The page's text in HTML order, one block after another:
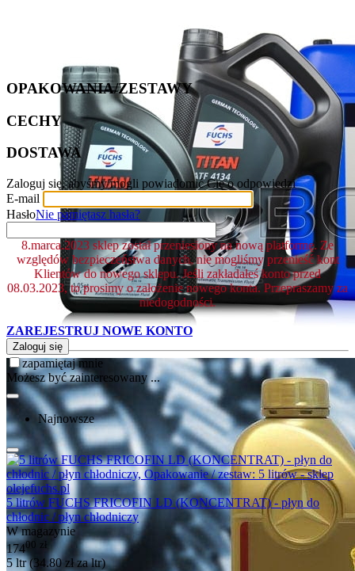
OPAKOWANIA/ZESTAWY
CECHY
DOSTAWA
Zaloguj się, abyśmy mogli powiadomić Cię o odpowiedzi
E-mail
HasłoNie pamiętasz hasła?
8.marca.2023 sklep został przeniesiony na nową platformę. Ze
względów bezpieczeństwa danych, nie mogliśmy przenieść kont
Klientów do nowego sklepu. Jeśli zakładałeś konto przed
08.03.2023, to prosimy o założenie nowego konta. Przepraszamy za
niedogodności.
ZAREJESTRUJ NOWE KONTO
Zaloguj się
zapamiętaj mnie
Możesz być zainteresowany ...
Najnowsze
5 litrów FUCHS FRICOFIN LD (KONCENTRAT) - płyn do
chłodnic / płyn chłodniczy
W magazynie
17400 zł
5 ltr (34.80zł za ltr)